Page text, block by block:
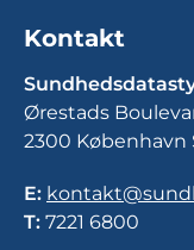
Kontakt
Ørestads
2300 København
E:
T: 7221 6800